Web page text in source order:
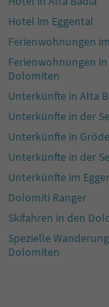
40
41
42
43
44
46
47
48
49
51
52
53
54
55
Hotel im Eggental
Ferienwohnungen
Ferienwohnungen
Dolomiten
Unterkünfte in Alta
Unterkünfte in der
Unterkünfte in
Unterkünfte in der
Unterkünfte im
Dolomiti Ranger
Skifahren in den
Spezielle
Dolomiten